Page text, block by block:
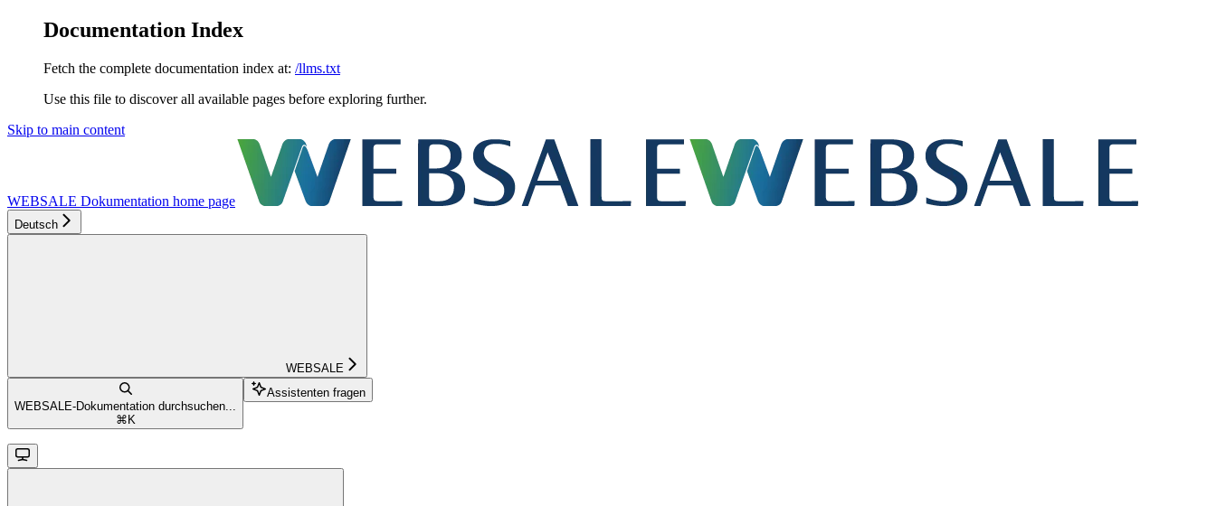
Documentation Index
Fetch the complete documentation index at: /llms.txt
Use this file to discover all available pages before exploring further.
Skip to main content
WEBSALE Dokumentation home page
Deutsch
WEBSALE
WEBSALE-Dokumentation durchsuchen...
⌘ K
Assistenten fragen